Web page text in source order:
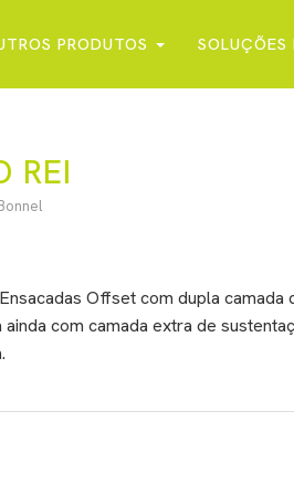
PRODUTOS SOLUÇÕES
REI
Offset com dupla camada
ainda com camada extra de